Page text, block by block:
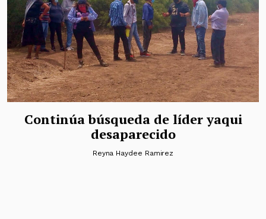
Continúa búsqueda de líder yaqui
desaparecido
Reyna Haydee Ramirez